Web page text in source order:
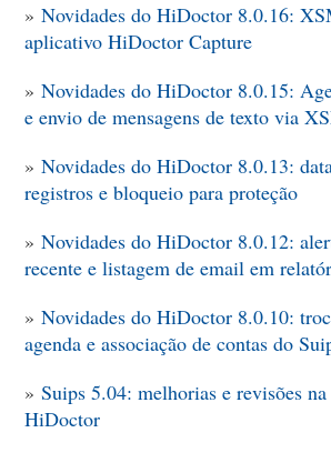
» Novidades do HiDoctor 8.0.16:
aplicativo HiDoctor Capture
» Novidades do HiDoctor 8.0.15:
e envio de mensagens de texto via
» Novidades do HiDoctor 8.0.13:
registros e bloqueio para proteção
» Novidades do HiDoctor 8.0.12:
recente e listagem de email em
» Novidades do HiDoctor 8.0.10:
agenda e associação de contas do
» Suips 5.04: melhorias e revisões
HiDoctor